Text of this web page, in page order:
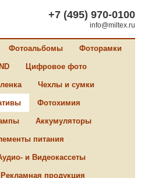
+7 (495) 970-0100
info@miltex.ru
Фотоальбомы Фоторамки
Цифровое фото
Чехлы и сумки
Фотохимия
Аккумуляторы
питания
и Видеокассеты
Рекламная продукция